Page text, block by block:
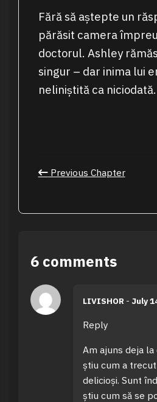
Fără să aștepte un
părăsit camera
doctorul. Ashley
singur – dar inima lui
neliniștită ca niciodată.
Previous Chapter
6 comments
LIVISHOR - July
Reply
Am ajuns deja
știu cum a
delicioși. Sunt
știu cum să se